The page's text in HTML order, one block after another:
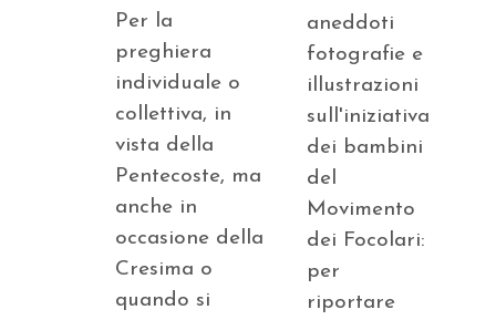
Per la
preghiera
individuale o
collettiva, in
vista della
Pentecoste, ma
anche in
occasione della
Cresima o
quando si
aneddoti
fotografie e
illustrazioni
sull'iniziativa
dei bambini
del
Movimento
dei Focolari:
per
riportare